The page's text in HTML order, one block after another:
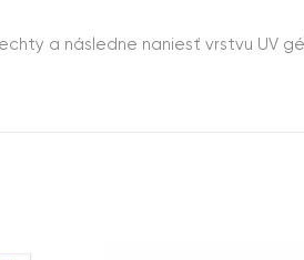
a následne naniesť vrstvu UV